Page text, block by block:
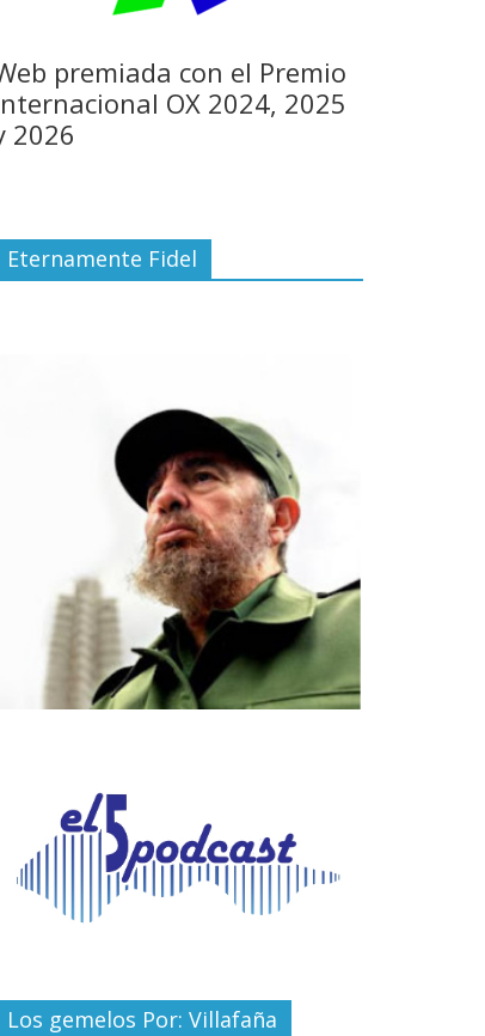
premiada con el Premio
OX 2024, 2025
2026
Eternamente Fidel
Los gemelos Por: Villafaña